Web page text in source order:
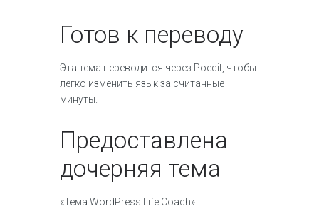
Готов к переводу
Эта тема переводится через Poedit, чтобы
легко изменить язык за считанные
минуты.
Предоставлена ​​
дочерняя тема
«Тема WordPress Life Coach»